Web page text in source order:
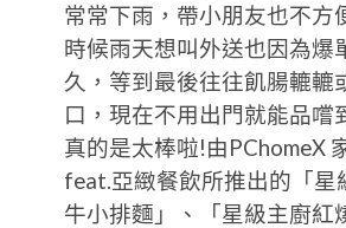
常常下雨，帶小朋友也不方
時候雨天想叫外送也因為爆
久，等到最後往往飢腸轆轆
口，現在不用出門就能品嚐
真的是太棒啦!由PChomeX
feat.亞緻餐飲所推出的「星
牛小排麵」、「星級主廚紅